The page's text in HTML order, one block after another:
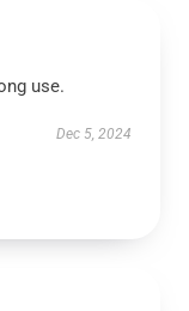
use.
Dec 5, 2024